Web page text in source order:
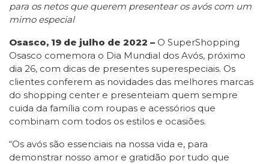
para os netos que querem presentear os avós com um
mimo especial
Osasco, 19 de julho de 2022 – O SuperShopping
Osasco comemora o Dia Mundial dos Avós, próximo
dia 26, com dicas de presentes superespeciais. Os
clientes conferem as novidades das melhores marcas
do shopping center e presenteiam quem sempre
cuida da família com roupas e acessórios que
combinam com todos os estilos e ocasiões.
“Os avós são essenciais na nossa vida e, para
demonstrar nosso amor e gratidão por tudo que